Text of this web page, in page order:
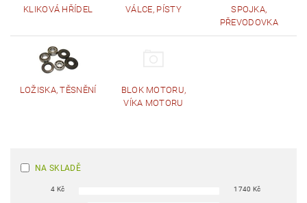
KLIKOVÁ HŘÍDEL VÁLCE, PÍSTY
SPOJKA,
PŘEVODOVKA
LOŽISKA, TĚSNĚNÍ
BLOK MOTORU,
VÍKA MOTORU
NA SKLADĚ
4 Kč 1740 Kč